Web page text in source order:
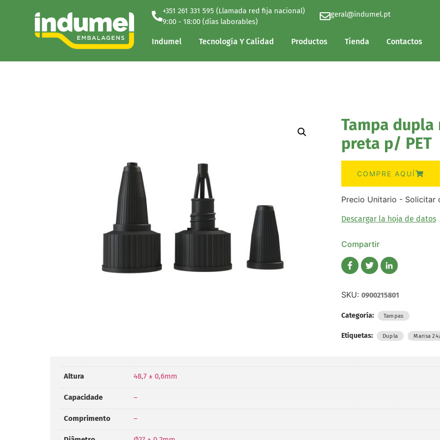
+351 261 331 595 (Llamada red fija nacional)
9:00 - 18:00 (días laborables)
geral@indumel.pt
Indumel Tecnología Y Calidad Productos Tienda Contactos
Indumel Tecnología Y Calidad Productos Tienda Contactos
Tampa dupla
preta p/ PET
COMPRE AQUÍ
Precio Unitario - Solicitar
Descargar la hoja de datos
Compartir
SKU: 0900215801
Categoría: Tampas
Etiquetas: Dupla Marisa
Altura 48,7 ± 0,6mm
Capacidade –
Comprimento –